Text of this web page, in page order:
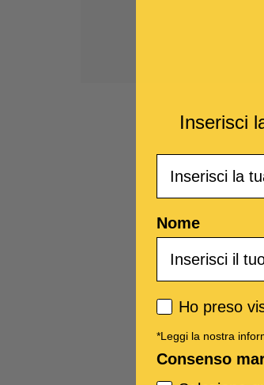
Inserisci
Nome
Privacy policy
Ho preso
*Leggi la nostra
Consenso